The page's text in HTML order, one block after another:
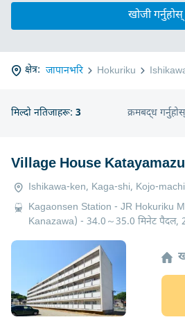
खोजी गर्नुहोस्
क्षेत्र: जापानभरि Hokuriku
मिल्दो नतिजाहरू: 3 क्रमबद्ध
Village House Katayamazu
Ishikawa-ken, Kaga-shi, Kojo-
Kagaonsen Station - JR Hokuriku
Kanazawa) - 34.0～35.0 मिनेट पैदल,